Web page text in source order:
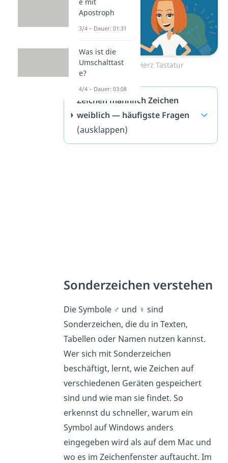
Zum Video: Herz Tastatur
Zeichen männlich Zeichen
weiblich — häufigste Fragen
(ausklappen)
Sonderzeichen verstehen
Die Symbole ♂︎ und ♀︎ sind
Sonderzeichen, die du in Texten,
Tabellen oder Namen nutzen kannst.
Wer sich mit Sonderzeichen
beschäftigt, lernt, wie Zeichen auf
verschiedenen Geräten gespeichert
sind und wie man sie findet. So
erkennst du schneller, warum ein
Symbol auf Windows anders
eingegeben wird als auf dem Mac und
wo es im Zeichenfenster auftaucht. Im
Apostroph
3/4 – Dauer: 01:31
Was ist die
Umschalttast
e?
4/4 – Dauer: 03:08